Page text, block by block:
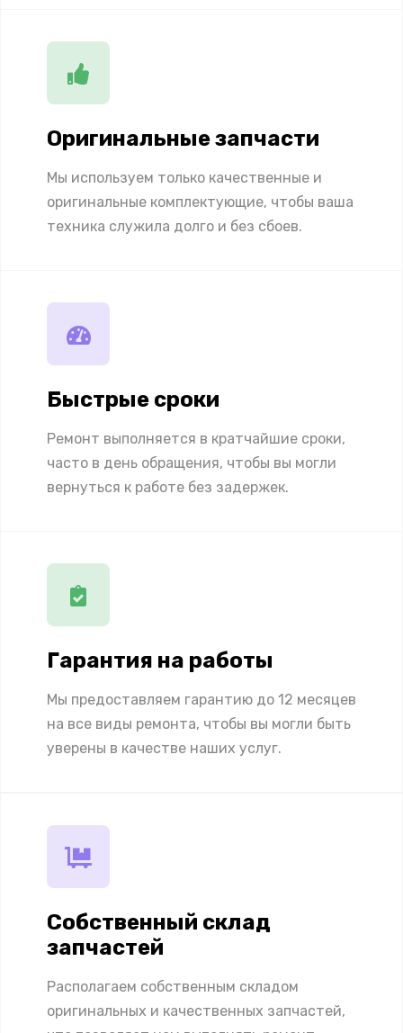
Оригинальные запчасти
Мы используем только качественные и
оригинальные комплектующие, чтобы ваша
техника служила долго и без сбоев.
Быстрые сроки
Ремонт выполняется в кратчайшие сроки,
часто в день обращения, чтобы вы могли
вернуться к работе без задержек.
Гарантия на работы
Мы предоставляем гарантию до 12 месяцев
на все виды ремонта, чтобы вы могли быть
уверены в качестве наших услуг.
Собственный склад
запчастей
Располагаем собственным складом
оригинальных и качественных запчастей,